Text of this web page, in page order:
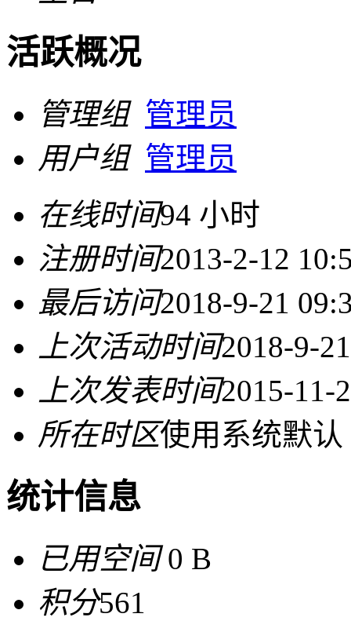
活跃概况
管理组 管理员
用户组 管理员
在线时间94 小时
注册时间2013-2-12
最后访问2018-9-21
上次活动时间2018-9-
上次发表时间2015-11-
所在时区使用系统默认
统计信息
已用空间0 B
积分561